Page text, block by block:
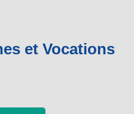
et Vocations